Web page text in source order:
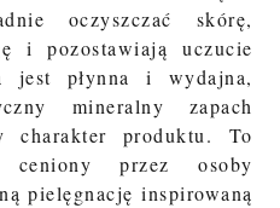
oczyszczać skórę,
i pozostawiają uczucie
jest płynna i wydajna,
mineralny zapach
charakter produktu. To
ceniony przez osoby
pielęgnację inspirowaną